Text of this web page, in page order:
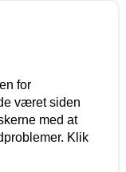
for
været siden
med at
Klik